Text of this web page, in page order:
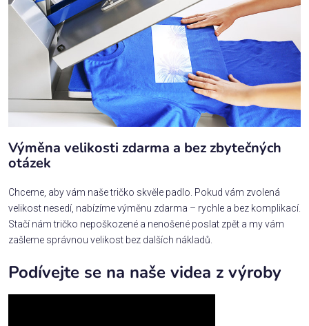
Výměna velikosti zdarma a bez zbytečných
otázek
Chceme, aby vám naše tričko skvěle padlo. Pokud vám zvolená
velikost nesedí, nabízíme výměnu zdarma – rychle a bez komplikací.
Stačí nám tričko nepoškozené a nenošené poslat zpět a my vám
zašleme správnou velikost bez dalších nákladů.
Podívejte se na naše videa z výroby